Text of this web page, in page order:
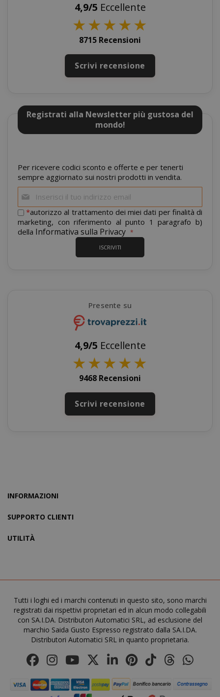
4,9/5 Eccellente
★★★★★
8715 Recensioni
Scrivi recensione
Registrati alla Newsletter più gustosa del
mondo!
Per ricevere codici sconto e offerte e per tenerti
sempre aggiornato sui nostri prodotti in vendita.
alla
nostra
newsletter:
*autorizzo al trattamento dei miei dati per finalità di
marketing, con riferimento al punto 1 paragrafo b)
della Informativa sulla Privacy
ISCRIVITI
Presente su
4,9/5 Eccellente
★★★★★
9468 Recensioni
Scrivi recensione
INFORMAZIONI
SUPPORTO CLIENTI
UTILITÀ
Tutti i loghi ed i marchi contenuti in questo sito, sono marchi
registrati dai rispettivi proprietari ed in alcun modo collegabili
con SA.I.DA. Distributori Automatici SRL, ad esclusione del
marchio Saida Gusto Espresso registrato dalla SA.I.DA.
Distributori Automatici SRL in quanto proprietaria.
CrossDomainCookieScriptConsent_105
recently_compared_product
__cf_bm
recently_viewed_product_previous Adobe Inc.
saida-popup
mage-cache-storage-section-
invalidation